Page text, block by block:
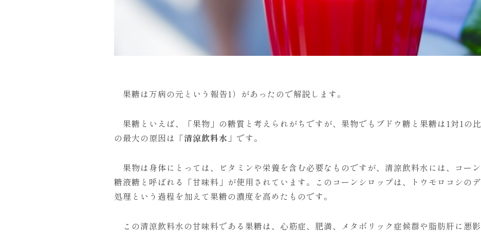
果糖は万病の元という報告1）があったので解説します。
果糖といえば、「果物」の糖質と考えられがちですが、果物でもブドウ糖と果糖は1対1の
の最大の原因は「清涼飲料水 」です。
果物は身体にとっては、ビタミンや栄養を含む必要なものですが、清涼飲料水には、コー
糖液糖と呼ばれる「甘味料」が使用されています。このコーンシロップは、トウモロコシの
処理という過程を加えて果糖の濃度を高めたものです。
この清涼飲料水の甘味料である果糖は、心筋症、肥満、メタボリック症候群や脂肪肝に悪